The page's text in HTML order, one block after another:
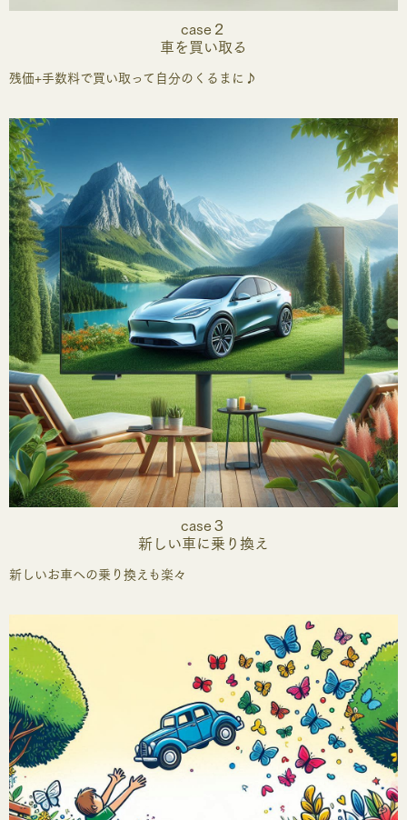
case２
車を買い取る
残価+手数料で買い取って自分のくるまに♪
case３
新しい車に乗り換え
新しいお車への乗り換えも楽々